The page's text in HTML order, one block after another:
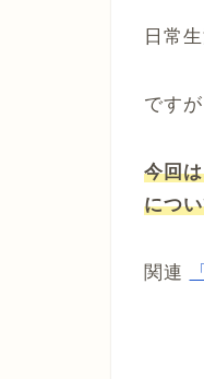
日常
です
今回
につ
関連